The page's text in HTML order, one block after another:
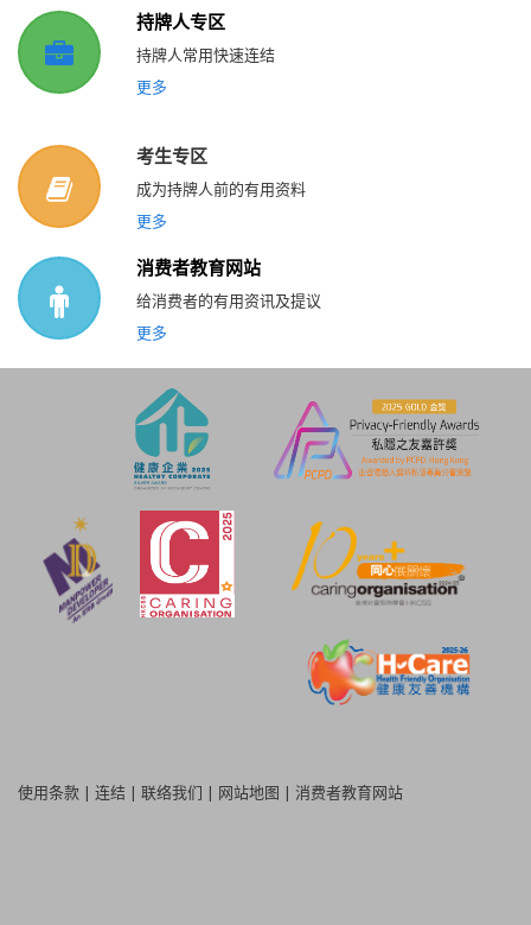
持牌人专区
持牌人常用快速连结
更多
考生专区
成为持牌人前的有用资料
更多
消费者教育网站
给消费者的有用资讯及提议
更多
使用条款 | 连结 | 联络我们 | 网站地图 | 消费者教育网站